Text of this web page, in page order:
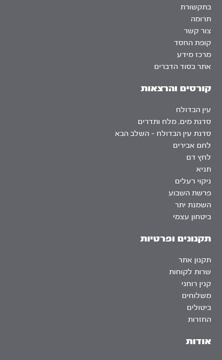
אודות
בתקשורת
תרומה
צור קשר
קופת החסד
מרכז מידע
אתר בסוד הדברים
קורסים והרצאות
עין הבדולח
סדנת מים, מלח ותדרים
סדנת עין הבדולח – השלב הבא
לחם אבירים
לחץ דם
תניא
ניקוי רעלים
פרשת השבוע
השמנת יתר
ביטחון עצמי
תקנונים ופרטיות
תקנון אתר
שרות לקוחות
קנין רוחני
משלוחים
ביטולים
החזרות